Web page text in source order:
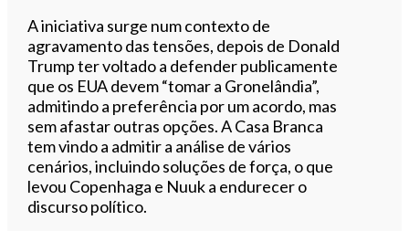
A iniciativa surge num contexto de
agravamento das tensões, depois de Donald
Trump ter voltado a defender publicamente
que os EUA devem “tomar a Gronelândia”,
admitindo a preferência por um acordo, mas
sem afastar outras opções. A Casa Branca
tem vindo a admitir a análise de vários
cenários, incluindo soluções de força, o que
levou Copenhaga e Nuuk a endurecer o
discurso político.